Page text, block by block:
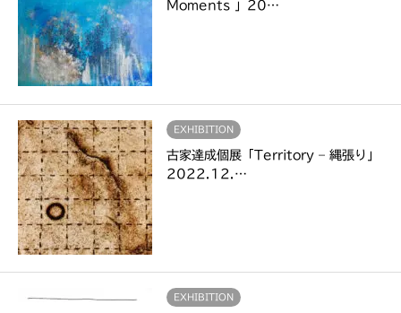
Moments 」20…
EXHIBITION
古家達成個展「Territory – 縄張り」
2022.12.…
EXHIBITION